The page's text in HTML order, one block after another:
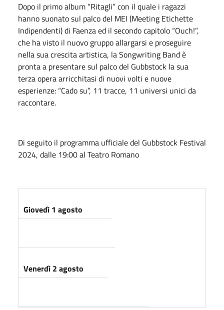
Dopo il primo album “Ritagli” con il quale i ragazzi
hanno suonato sul palco del MEI (Meeting Etichette
Indipendenti) di Faenza ed il secondo capitolo “Ouch!”,
che ha visto il nuovo gruppo allargarsi e proseguire
nella sua crescita artistica, la Songwriting Band è
pronta a presentare sul palco del Gubbstock la sua
terza opera arricchitasi di nuovi volti e nuove
esperienze: “Cado su”, 11 tracce, 11 universi unici da
raccontare.
Di seguito il programma ufficiale del Gubbstock Festival
2024, dalle 19:00 al Teatro Romano
Giovedì 1 agosto
Venerdì 2 agosto